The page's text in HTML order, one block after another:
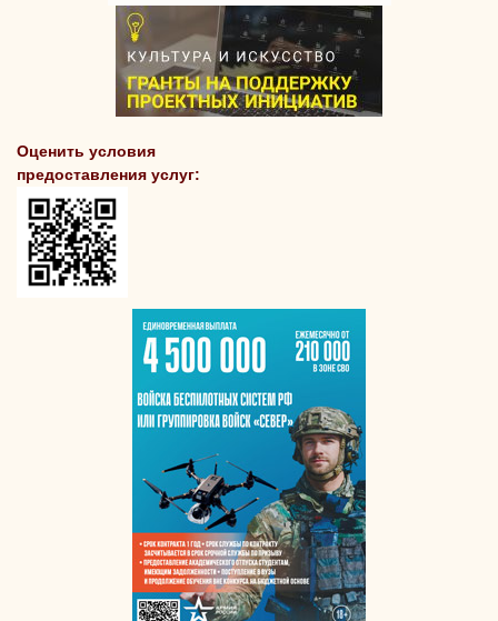
Оценить условия
предоставления услуг: